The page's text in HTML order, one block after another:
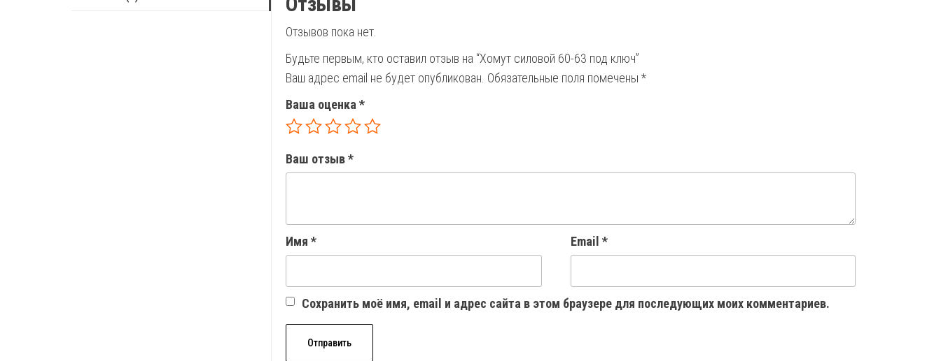
Отзывов пока нет.
Будьте первым, кто оставил отзыв на “Хомут силовой 60-63 под ключ”
Ваш адрес email не будет опубликован. Обязательные поля помечены *
Ваша оценка *
Ваш отзыв*
Имя * Email *
Сохранить моё имя, email и адрес сайта в этом браузере для последующих моих комментариев.